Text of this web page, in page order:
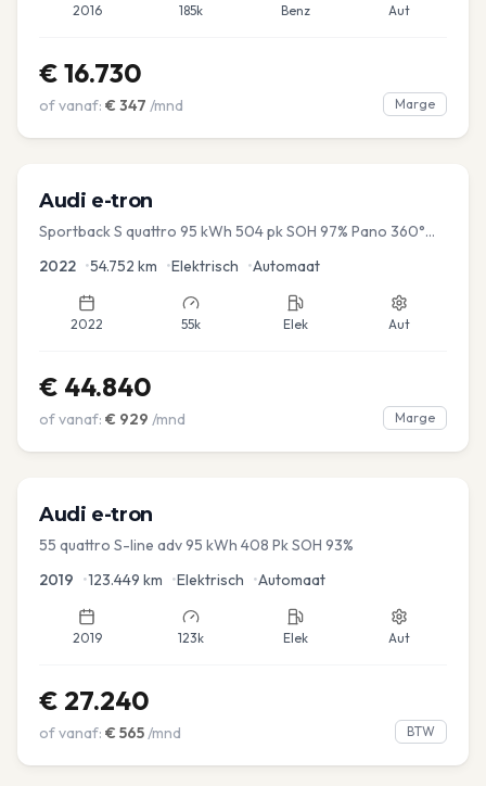
2016 185k Benz Aut
€ 16.730
of vanaf: € 347 /mnd Marge
Audi e-tron
Sportback S quattro 95 kWh 504 pk SOH 97% Pano 360°
2022 •54.752 km •Elektrisch •Automaat
2022 55k Elek Aut
€ 44.840
of vanaf: € 929 /mnd Marge
Audi e-tron
55 quattro S-line adv 95 kWh 408 Pk SOH 93%
2019 •123.449 km •Elektrisch •Automaat
2019 123k Elek Aut
€ 27.240
of vanaf: € 565 /mnd BTW